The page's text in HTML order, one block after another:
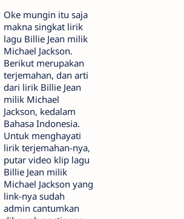
Oke mungin itu saja
makna singkat lirik
lagu Billie Jean milik
Michael Jackson.
Berikut merupakan
terjemahan, dan arti
dari lirik Billie Jean
milik Michael
Jackson, kedalam
Bahasa Indonesia.
Untuk menghayati
lirik terjemahan-nya,
putar video klip lagu
Billie Jean milik
Michael Jackson yang
link-nya sudah
admin cantumkan